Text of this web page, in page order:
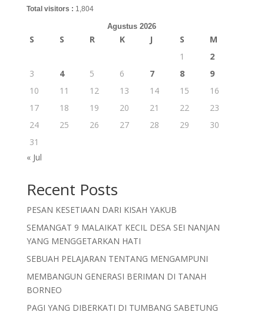
Total visitors : 1,804
Agustus 2026
S S R K J S
M
1
2
3
4 5 6 7 8
9
10
11 12 13 14 15
16
17
18 19 20 21 22
23
24
25 26 27 28 29
30
31
« Jul
Recent Posts
PESAN KESETIAAN DARI KISAH YAKUB
SEMANGAT 9 MALAIKAT KECIL DESA SEI NANJAN
YANG MENGGETARKAN HATI
SEBUAH PELAJARAN TENTANG MENGAMPUNI
MEMBANGUN GENERASI BERIMAN DI TANAH
BORNEO
PAGI YANG DIBERKATI DI TUMBANG SABETUNG